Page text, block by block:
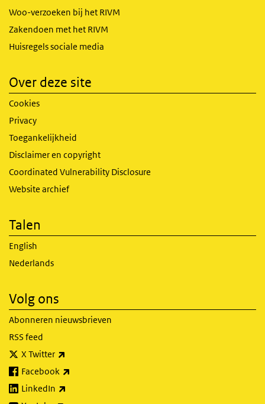
Woo-verzoeken bij het RIVM
Zakendoen met het RIVM
Huisregels sociale media
Over deze site
Cookies
Privacy
Toegankelijkheid
Disclaimer en copyright
Coordinated Vulnerability Disclosure
Website archief
Talen
English
Nederlands
Volg ons
Abonneren nieuwsbrieven
RSS feed
X Twitter
Facebook
LinkedIn